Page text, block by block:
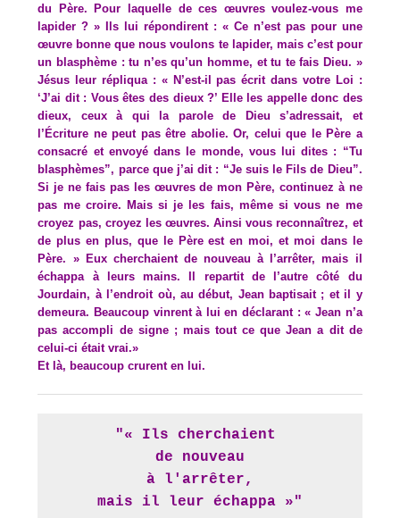
du Père. Pour laquelle de ces œuvres voulez-vous me
lapider ? » Ils lui répondirent : « Ce n’est pas pour une
œuvre bonne que nous voulons te lapider, mais c’est pour
un blasphème : tu n’es qu’un homme, et tu te fais Dieu. »
Jésus leur répliqua : « N’est-il pas écrit dans votre Loi :
‘J’ai dit : Vous êtes des dieux ?’ Elle les appelle donc des
dieux, ceux à qui la parole de Dieu s’adressait, et
l’Écriture ne peut pas être abolie. Or, celui que le Père a
consacré et envoyé dans le monde, vous lui dites : “Tu
blasphèmes”, parce que j’ai dit : “Je suis le Fils de Dieu”.
Si je ne fais pas les œuvres de mon Père, continuez à ne
pas me croire. Mais si je les fais, même si vous ne me
croyez pas, croyez les œuvres. Ainsi vous reconnaîtrez, et
de plus en plus, que le Père est en moi, et moi dans le
Père. » Eux cherchaient de nouveau à l’arrêter, mais il
échappa à leurs mains. Il repartit de l’autre côté du
Jourdain, à l’endroit où, au début, Jean baptisait ; et il y
demeura. Beaucoup vinrent à lui en déclarant : « Jean n’a
pas accompli de signe ; mais tout ce que Jean a dit de
celui-ci était vrai.»
Et là, beaucoup crurent en lui.
"« Ils cherchaient
de nouveau
à l'arrêter,
mais il leur échappa »"